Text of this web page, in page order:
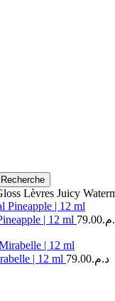
Recherche
Lèvres Juicy
| 12 ml 79.00
| 12 ml د.م.79.00